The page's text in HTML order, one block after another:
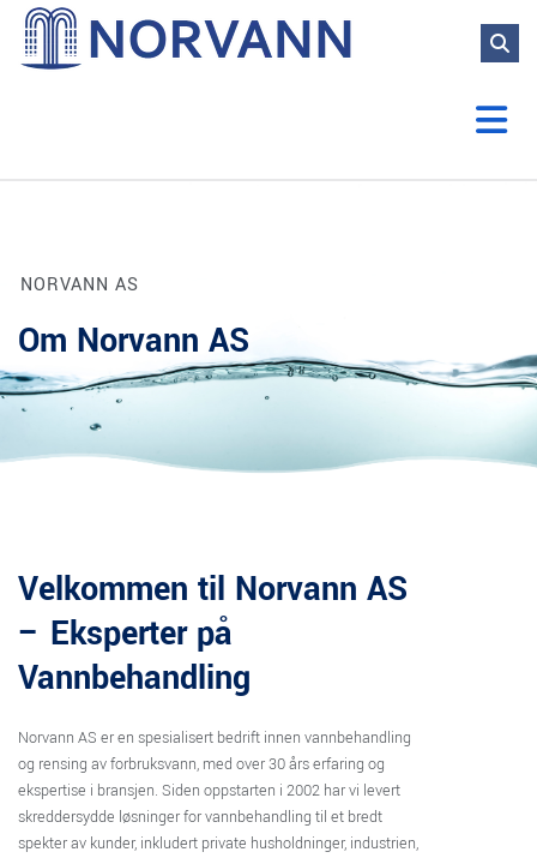
NORVANN AS
Om Norvann AS
Velkommen til Norvann AS
– Eksperter på
Vannbehandling
Norvann AS er en spesialisert bedrift innen vannbehandling
og rensing av forbruksvann, med over 30 års erfaring og
ekspertise i bransjen. Siden oppstarten i 2002 har vi levert
skreddersydde løsninger for vannbehandling til et bredt
spekter av kunder, inkludert private husholdninger, industrien,